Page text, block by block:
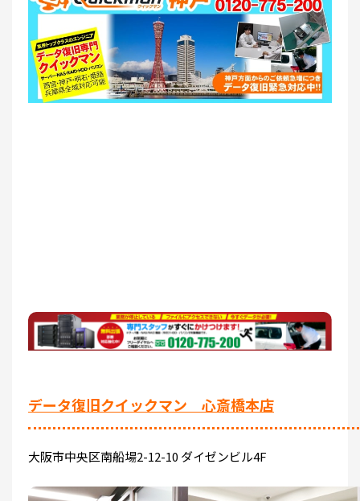
データ復旧クイックマン 心斎橋本店
大阪市中央区南船場2-12-10 ダイゼンビル4F